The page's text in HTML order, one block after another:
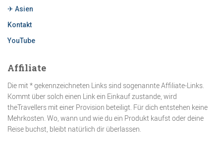
✈ Asien
Kontakt
YouTube
Affiliate
Die mit * gekennzeichneten Links sind sogenannte Affiliate-Links.
Kommt über solch einen Link ein Einkauf zustande, wird
theTravellers mit einer Provision beteiligt. Für dich entstehen keine
Mehrkosten. Wo, wann und wie du ein Produkt kaufst oder deine
Reise buchst, bleibt natürlich dir überlassen.